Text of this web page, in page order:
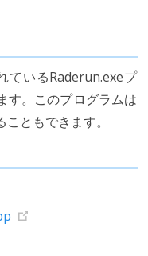
ているRaderun.exeプ
す。このプログラムは
ともできます。